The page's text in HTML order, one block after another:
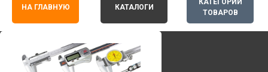
КАТЕГОРИИ
ТОВАРОВ
НА ГЛАВНУЮ КАТАЛОГИ